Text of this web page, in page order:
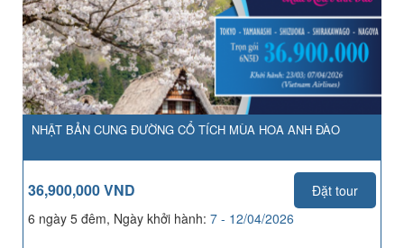
NHẬT BẢN CUNG ĐƯỜNG CỔ TÍCH MÙA HOA ANH ĐÀO
36,900,000 VND
Đặt tour
6 ngày 5 đêm, Ngày khởi hành: 7 - 12/04/2026